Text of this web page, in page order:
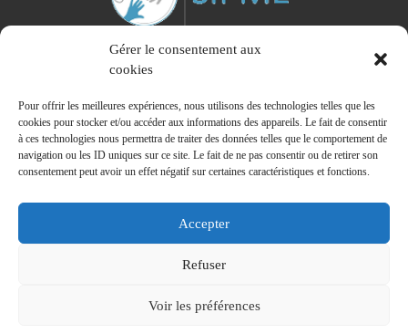
Gérer le consentement aux
cookies
Pour offrir les meilleures expériences, nous utilisons des technologies telles que les
cookies pour stocker et/ou accéder aux informations des appareils. Le fait de consentir
à ces technologies nous permettra de traiter des données telles que le comportement de
navigation ou les ID uniques sur ce site. Le fait de ne pas consentir ou de retirer son
consentement peut avoir un effet négatif sur certaines caractéristiques et fonctions.
Accepter
Refuser
Voir les préférences
Membre du Syndicat Interprofessionnel des Praticiens de la Médiation Equine
droits réservés